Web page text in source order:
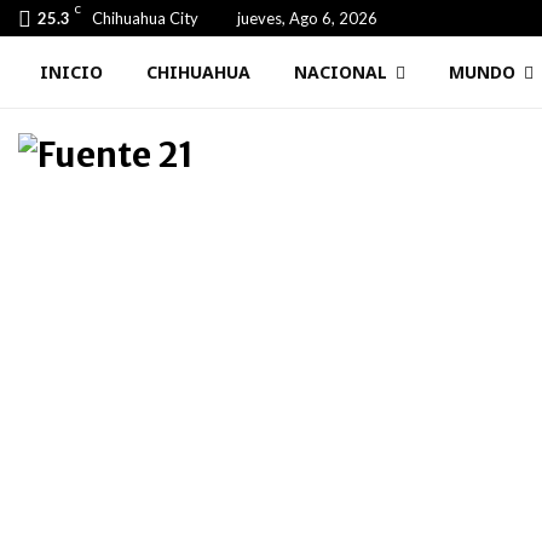
25.3 C Chihuahua City jueves, Ago 6, 2026
INICIO CHIHUAHUA NACIONAL MUNDO